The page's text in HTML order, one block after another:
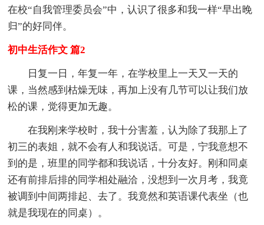
在校“自我管理委员会”中，认识了很多和我一样“早出晚
归”的好同伴。
初中生活作文 篇2
日复一日，年复一年，在学校里上一天又一天的
课，当然感到枯燥无味，再加上没有几节可以让我们放
松的课，觉得更加无趣。
在我刚来学校时，我十分害羞，认为除了我那上了
初三的表姐，就不会有人和我说话。可是，宁我意想不
到的是，班里的同学都和我说话，十分友好。刚和同桌
还有前排后排的同学相处融洽，没想到一次月考，我竟
被调到中间两排起、去了。我竟然和英语课代表坐（也
就是我现在的同桌）。